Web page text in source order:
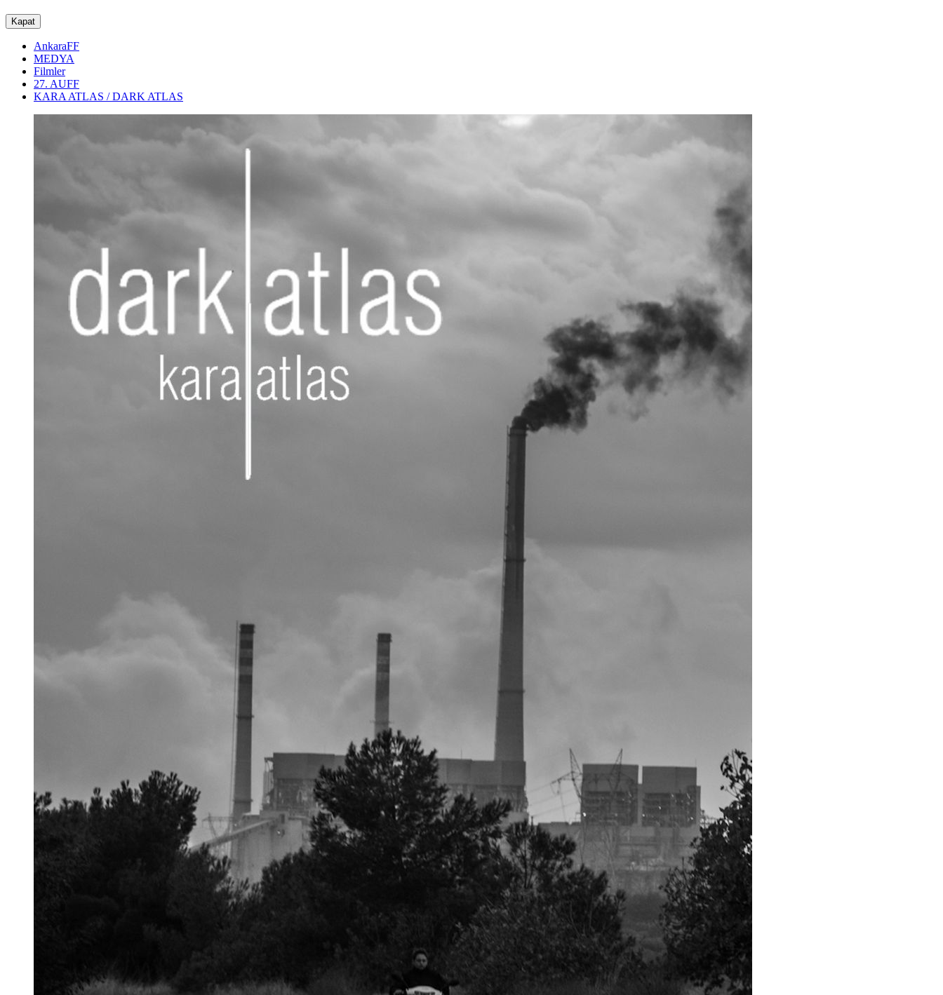
Kapat
AnkaraFF
MEDYA
Filmler
27. AUFF
KARA ATLAS / DARK ATLAS